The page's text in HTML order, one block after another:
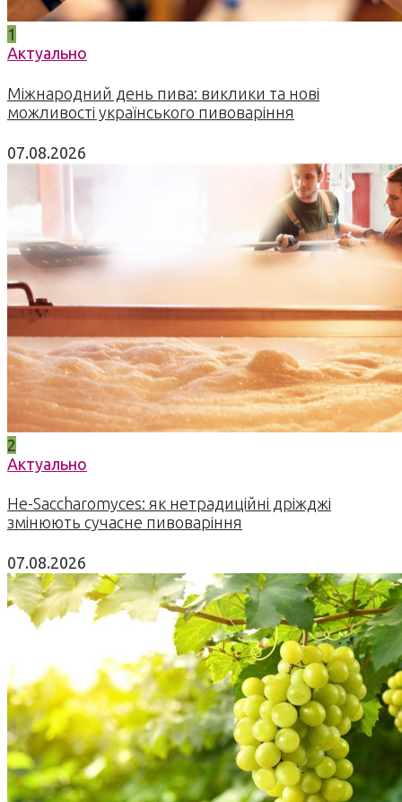
1
Актуально
Міжнародний день пива: виклики та нові
можливості українського пивоваріння
07.08.2026
2
Актуально
Не-Saccharomyces: як нетрадиційні дріжджі
змінюють сучасне пивоваріння
07.08.2026